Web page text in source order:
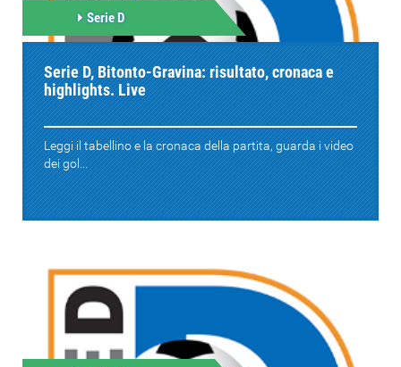
Serie D
Serie D, Bitonto-Gravina: risultato, cronaca e
highlights. Live
Leggi il tabellino e la cronaca della partita, guarda i video
dei gol...